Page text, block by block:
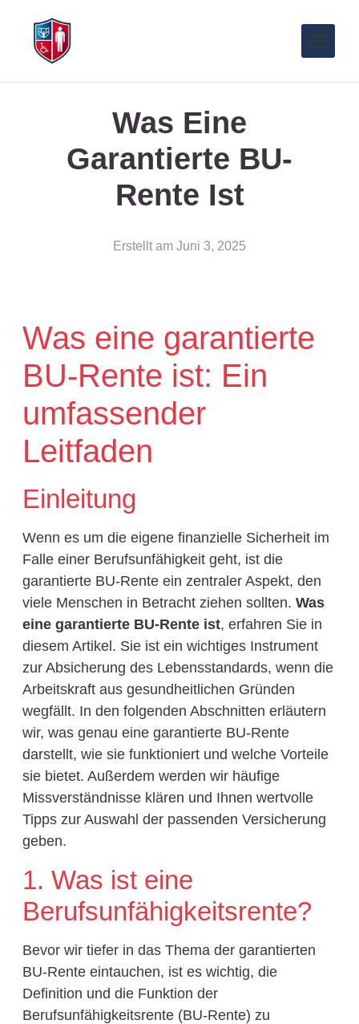
Was Eine
Garantierte BU-
Rente Ist
Erstellt am Juni 3, 2025
Was eine garantierte
BU-Rente ist: Ein
umfassender
Leitfaden
Einleitung
Wenn es um die eigene finanzielle Sicherheit im
Falle einer Berufsunfähigkeit geht, ist die
garantierte BU-Rente ein zentraler Aspekt, den
viele Menschen in Betracht ziehen sollten. Was
eine garantierte BU-Rente ist, erfahren Sie in
diesem Artikel. Sie ist ein wichtiges Instrument
zur Absicherung des Lebensstandards, wenn die
Arbeitskraft aus gesundheitlichen Gründen
wegfällt. In den folgenden Abschnitten erläutern
wir, was genau eine garantierte BU-Rente
darstellt, wie sie funktioniert und welche Vorteile
sie bietet. Außerdem werden wir häufige
Missverständnisse klären und Ihnen wertvolle
Tipps zur Auswahl der passenden Versicherung
geben.
1. Was ist eine
Berufsunfähigkeitsrente?
Bevor wir tiefer in das Thema der garantierten
BU-Rente eintauchen, ist es wichtig, die
Definition und die Funktion der
Berufsunfähigkeitsrente (BU-Rente) zu